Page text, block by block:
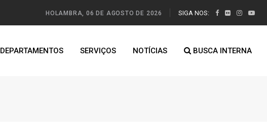
HOLAMBRA, 06 DE AGOSTO DE 2026 SIGA NOS:
DEPARTAMENTOS SERVIÇOS NOTÍCIAS BUSCA INTERNA